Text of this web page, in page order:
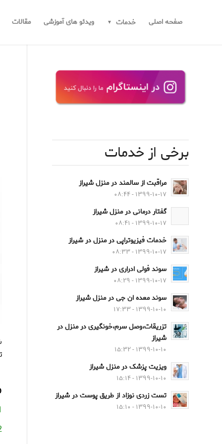
صفحه اصلی خدمات ویدئو های آموزشی مقالات
1-
2-
برخی از خدمات
مراقبت از سالمند در منزل شیراز
۱۳۹۹-۱۰-۱۷ - ۰۸:۴۴
گفتار درمانی در منزل شیراز
۱۳۹۹-۱۰-۱۷ - ۰۸:۴۱
خدمات فیزیوتراپی در منزل در شیراز
۱۳۹۹-۱۰-۱۷ - ۰۸:۳۳
سوند فولی ادراری در شیراز
۱۳۹۹-۱۰-۱۷ - ۰۸:۲۹
سوند معده ان جی در منزل شیراز
۱۳۹۹-۱۰-۱۰ - ۱۷:۳۳
تزریقات،وصل سرم،خونگیری در منزل در
شیراز
۱۳۹۹-۱۰-۱۰ - ۱۵:۳۲
ویزیت پزشک در منزل شیراز
۱۳۹۹-۱۰-۱۰ - ۱۵:۱۴
تست زردی نوزاد از طریق پوست در شیراز
۱۳۹۹-۱۰-۱۰ - ۱۵:۱۰